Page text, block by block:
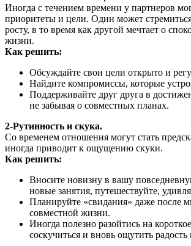
Иногда с течением времени у партнеров
приоритеты и цели. Один может
росту, в то время как другой мечтает о
жизни.
Как решить:
Обсуждайте свои цели открыто и
Найдите компромиссы, которые
Поддерживайте друг друга в
не забывая о совместных планах.
2-Рутинность и скука.
Со временем отношения могут стать
иногда приводит к ощущению скуки.
Как решить:
Вносите новизну в вашу
новые занятия, путешествуйте,
Планируйте «свидания» даже после
совместной жизни.
Иногда полезно разойтись на
соскучиться и вновь ощутить радость